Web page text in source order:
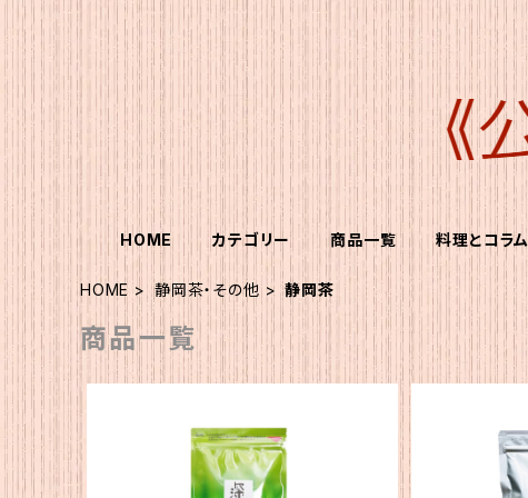
HOME カテゴリー 商品一覧 料理とコラム
HOME 静岡茶・その他 静岡茶
商品一覧